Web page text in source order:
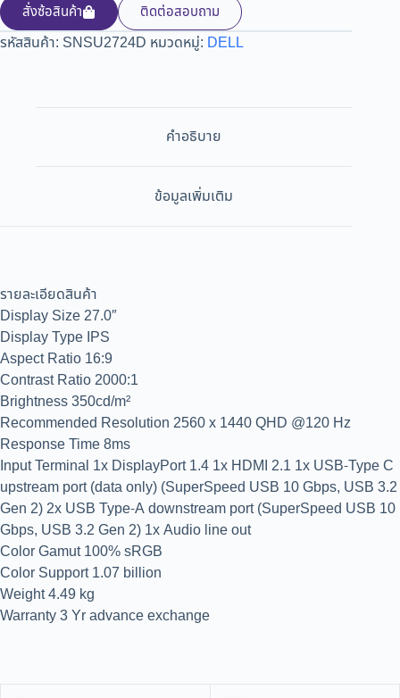
สั่งซ้อสินค้า ติดต่อสอบถาม
รหัสสินค้า: SNSU2724D หมวดหมู่: DELL
คำอธิบาย
ข้อมูลเพิ่มเติม
รายละเอียดสินค้า
Display Size 27.0″
Display Type IPS
Aspect Ratio 16:9
Contrast Ratio 2000:1
Brightness 350cd/m²
Recommended Resolution 2560 x 1440 QHD @120 Hz
Response Time 8ms
Input Terminal 1x DisplayPort 1.4 1x HDMI 2.1 1x USB-Type C
upstream port (data only) (SuperSpeed USB 10 Gbps, USB 3.2
Gen 2) 2x USB Type-A downstream port (SuperSpeed USB 10
Gbps, USB 3.2 Gen 2) 1x Audio line out
Color Gamut 100% sRGB
Color Support 1.07 billion
Weight 4.49 kg
Warranty 3 Yr advance exchange